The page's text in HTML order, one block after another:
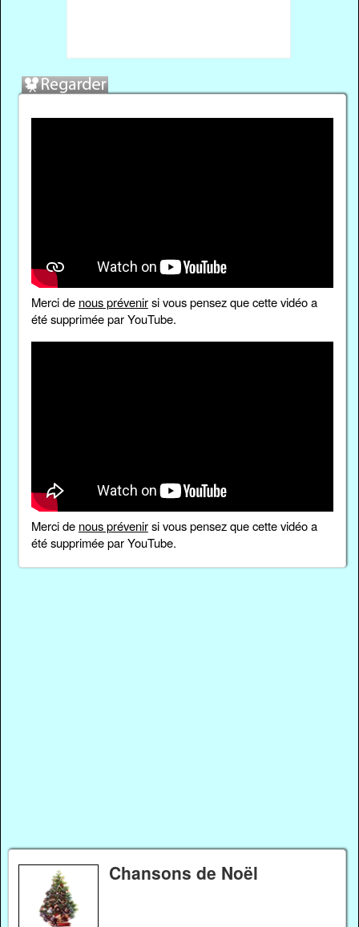
Merci de nous prévenirsi vous pensez que cette vidéo a
été supprimée par YouTube.
Merci de nous prévenirsi vous pensez que cette vidéo a
été supprimée par YouTube.
Chansons de Noël